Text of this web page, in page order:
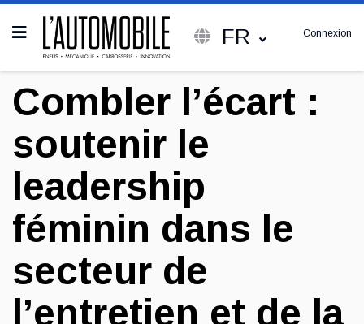
FR Connexion
Combler l’écart :
soutenir le
leadership
féminin dans le
secteur de
l’entretien et de la